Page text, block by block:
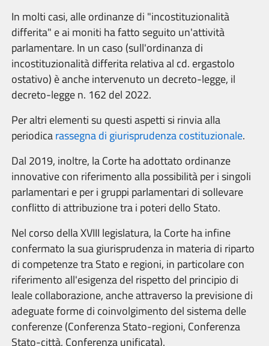
In molti casi, alle ordinanze di "incostituzionalità
differita" e ai moniti ha fatto seguito un'attività
parlamentare. In un caso (sull'ordinanza di
incostituzionalità differita relativa al cd. ergastolo
ostativo) è anche intervenuto un decreto-legge, il
decreto-legge n. 162 del 2022.
Per altri elementi su questi aspetti si rinvia alla
periodicarassegna di giurisprudenza costituzionale.
Dal 2019, inoltre, la Corte ha adottato ordinanze
innovative con riferimento alla possibilità per i singoli
parlamentari e per i gruppi parlamentari di sollevare
conflitto di attribuzione tra i poteri dello Stato.
Nel corso della XVIII legislatura, la Corte ha infine
confermato la sua giurisprudenza in materia di riparto
di competenze tra Stato e regioni, in particolare con
riferimento all'esigenza del rispetto del principio di
leale collaborazione, anche attraverso la previsione di
adeguate forme di coinvolgimento del sistema delle
conferenze (Conferenza Stato-regioni, Conferenza
Stato-città, Conferenza unificata).